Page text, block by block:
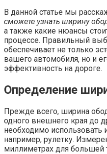
В данной статье мы
сможете узнать ширину
а также какие нюансы
процессе. Правильный
обеспечивает не только
вашего автомобиля, но и
эффективность на дороге.
Определение
Прежде всего, ширина
одного внешнего края до
необходимо использовать
например, рулетку.
миллиметрах для большей